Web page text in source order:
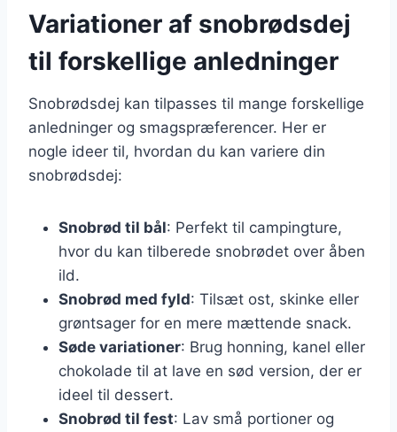
Variationer af snobrødsdej
til forskellige anledninger
Snobrødsdej kan tilpasses til mange forskellige
anledninger og smagspræferencer. Her er
nogle ideer til, hvordan du kan variere din
snobrødsdej:
Snobrød til bål: Perfekt til campingture,
hvor du kan tilberede snobrødet over åben
ild.
Snobrød med fyld: Tilsæt ost, skinke eller
grøntsager for en mere mættende snack.
Søde variationer: Brug honning, kanel eller
chokolade til at lave en sød version, der er
ideel til dessert.
Snobrød til fest: Lav små portioner og